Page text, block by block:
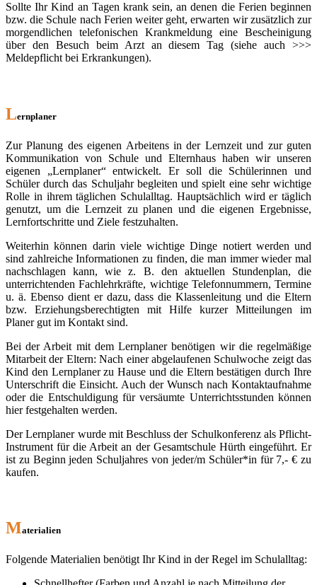
Sollte Ihr Kind an Tagen krank sein, an denen die Ferien beginnen
bzw. die Schule nach Ferien weiter geht, erwarten wir zusätzlich zur
morgendlichen telefonischen Krankmeldung eine Bescheinigung
über den Besuch beim Arzt an diesem Tag (siehe auch >>>
Meldepflicht bei Erkrankungen).
Lernplaner
Zur Planung des eigenen Arbeitens in der Lernzeit und zur guten
Kommunikation von Schule und Elternhaus haben wir unseren
eigenen „Lernplaner“ entwickelt. Er soll die Schülerinnen und
Schüler durch das Schuljahr begleiten und spielt eine sehr wichtige
Rolle in ihrem täglichen Schulalltag. Hauptsächlich wird er täglich
genutzt, um die Lernzeit zu planen und die eigenen Ergebnisse,
Lernfortschritte und Ziele festzuhalten.
Weiterhin können darin viele wichtige Dinge notiert werden und
sind zahlreiche Informationen zu finden, die man immer wieder mal
nachschlagen kann, wie z. B. den aktuellen Stundenplan, die
unterrichtenden Fachlehrkräfte, wichtige Telefonnummern, Termine
u. ä. Ebenso dient er dazu, dass die Klassenleitung und die Eltern
bzw. Erziehungsberechtigten mit Hilfe kurzer Mitteilungen im
Planer gut im Kontakt sind.
Bei der Arbeit mit dem Lernplaner benötigen wir die regelmäßige
Mitarbeit der Eltern: Nach einer abgelaufenen Schulwoche zeigt das
Kind den Lernplaner zu Hause und die Eltern bestätigen durch Ihre
Unterschrift die Einsicht. Auch der Wunsch nach Kontaktaufnahme
oder die Entschuldigung für versäumte Unterrichtsstunden können
hier festgehalten werden.
Der Lernplaner wurde mit Beschluss der Schulkonferenz als Pflicht-
Instrument für die Arbeit an der Gesamtschule Hürth eingeführt. Er
ist zu Beginn jeden Schuljahres von jeder/m Schüler*in für 7,- € zu
kaufen.
Materialien
Folgende Materialien benötigt Ihr Kind in der Regel im Schulalltag: